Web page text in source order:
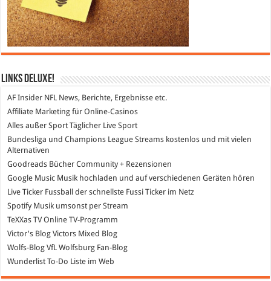
Links DeLuXe!
AF Insider NFL News, Berichte, Ergebnisse etc.
Affiliate Marketing für Online-Casinos
Alles außer SportTäglicher Live Sport
Bundesliga und Champions League Streams kostenlos und mit vielen
Alternativen
Goodreads Bücher Community + Rezensionen
Google Music Musik hochladen und auf verschiedenen Geräten hören
Live Ticker Fussball
der schnellste Fussi Ticker im Netz
SpotifyMusik umsonst per Stream
TeXXas TVOnline TV-Programm
Victor's Blog Victors Mixed Blog
Wolfs-Blog VfL Wolfsburg Fan-Blog
WunderlistTo-Do Liste im Web